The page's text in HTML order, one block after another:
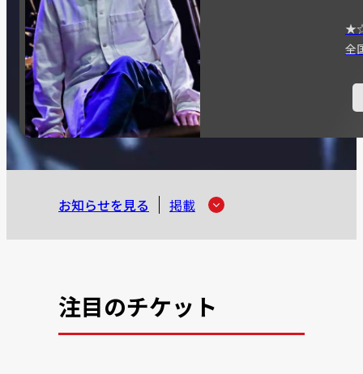
全
お知らせを見る 掲載
注目のチケット